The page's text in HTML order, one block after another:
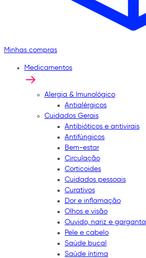
Minhas compras
Medicamentos
Alergia & Imunológico
Antialérgicos
Cuidados Gerais
Antibióticos e antivirais
Antifúngicos
Bem-estar
Circulação
Corticoides
Cuidados pessoais
Curativos
Dor e inflamação
Olhos e visão
Ouvido, nariz e garganta
Pele e cabelo
Saúde bucal
Saúde íntima